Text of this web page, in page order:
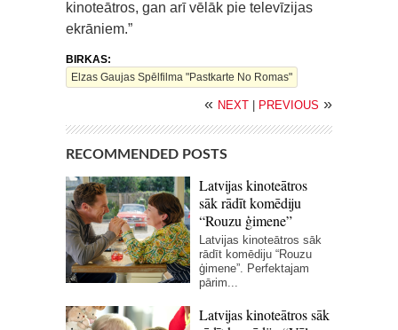
kinoteātros, gan arī vēlāk pie televīzijas
ekrāniem.”
BIRKAS:
Elzas Gaujas Spēlfilma "Pastkarte No Romas"
« NEXT PREVIOUS »
RECOMMENDED POSTS
Latvijas kinoteātros
sāk rādīt komēdiju
“Rouzu ģimene”
Latvijas kinoteātros sāk
rādīt komēdiju “Rouzu
ģimene”. Perfektajam
pārim...
Latvijas kinoteātros sāk